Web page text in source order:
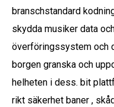
branschstandard
skydda musiker data
överföringssystem och
borgen granska och
helheten i dess. bit
rikt säkerhet baner ,